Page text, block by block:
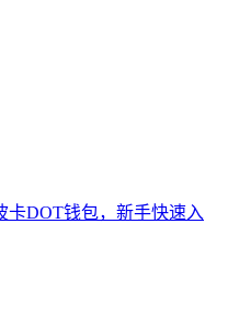
卡DOT钱包，新手快速入